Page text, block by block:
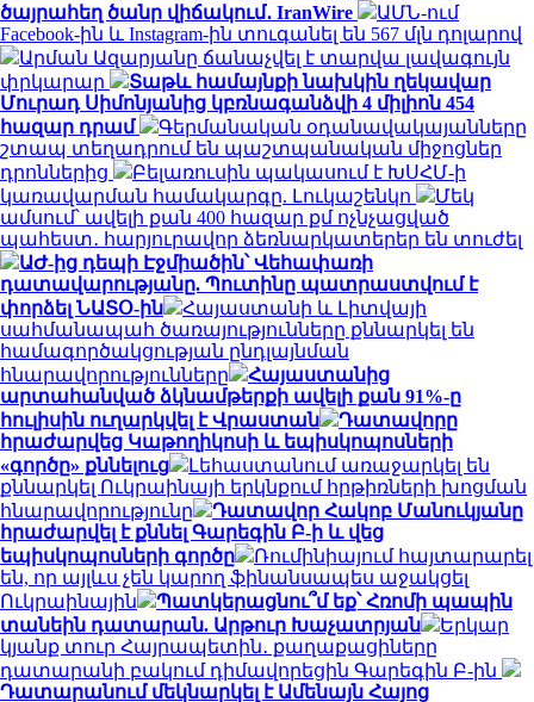
ծայրահեղ ծանր վիճակում․ IranWire
ԱՄՆ-ում
Facebook-ին և Instagram-ին տուգանել են 567 մլն դոլարով
Արման Ազարյանը ճանաչվել է տարվա լավագույն
փրկարար
Տաթև համայնքի նախկին ղեկավար
Մուրադ Սիմոնյանից կբռնագանձվի 4 միլիոն 454
հազար դրամ
Գերմանական օդանավակայանները
շտապ տեղադրում են պաշտպանական միջոցներ
դրոններից
Բելառուսին պակասում է ԽՍՀՄ-ի
կառավարման համակարգը. Լուկաշենկո
Մեկ
ամսում՝ ավելի քան 400 հազար քմ ոչնչացված
պահեստ․ հարյուրավոր ձեռնարկատերեր են տուժել
ԱԺ-ից դեպի Էջմիածին՝ Վեհափառի
դատավարությանը. Պուտինը պատրաստվում է
փորձել ՆԱՏՕ-ին
Հայաստանի և Լիտվայի
սահմանապահ ծառայությունները քննարկել են
համագործակցության ընդլայնման
հնարավորությունները
Հայաստանից
արտահանված ձկնամթերքի ավելի քան 91%-ը
հուլիսին ուղարկվել է Վրաստան
Դատավորը
հրաժարվեց Կաթողիկոսի և եպիսկոպոսների
«գործը» քննելուց
Լեհաստանում առաջարկել են
քննարկել Ուկրաինայի երկնքում հրթիռների խոցման
հնարավորությունը
Դատավոր Հակոբ Մանուկյանը
հրաժարվել է քննել Գարեգին Բ-ի և վեց
եպիսկոպոսների գործը
Ռումինիայում հայտարարել
են, որ այլևս չեն կարող ֆինանսապես աջակցել
Ուկրաինային
Պատկերացնու՞մ եք՝ Հռոմի պապին
տանեին դատարան. Արթուր Խաչատրյան
Երկար
կյանք տուր Հայրապետին․ քաղաքացիները
դատարանի բակում դիմավորեցին Գարեգին Բ-ին
Դատարանում մեկնարկել է Ամենայն Հայոց